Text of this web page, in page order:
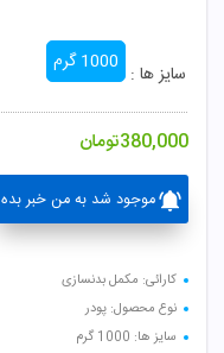
سایز ها : 1000 گرم
380,000تومان
موجود شد به من خبر بده
کارائی: مکمل بدنسازی
نوع محصول: پودر
سایز ها: 1000 گرم